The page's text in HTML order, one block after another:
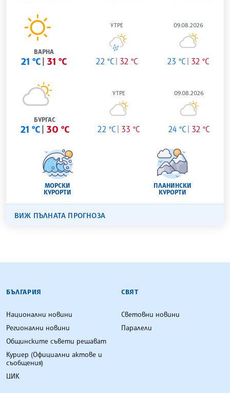
ВАРНА
21 °C 31 °C
УТРЕ
22 °C 32 °C
09.08.2026
23 °C 32 °C
БУРГАС
21 °C 30 °C
УТРЕ
22 °C 33 °C
09.08.2026
24 °C 32 °C
МОРСКИ
КУРОРТИ
ПЛАНИНСКИ
КУРОРТИ
ВИЖ ПЪЛНАТА ПРОГНОЗА
БЪЛГАРСКА ТЕЛЕГРАФНА АГЕНЦИЯ
БЪЛГАРИЯ
Национални новини
Регионални новини
Общинските съвети решават
Куриер (Официални актове и
съобщения)
ЦИК
СВЯТ
Световни новини
Паралели